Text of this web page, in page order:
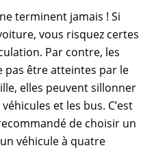
terminent jamais ! Si
vous risquez certes
Par contre, les
pas être atteintes par le
elles peuvent sillonner
et les bus. C’est
de choisir un
véhicule à quatre